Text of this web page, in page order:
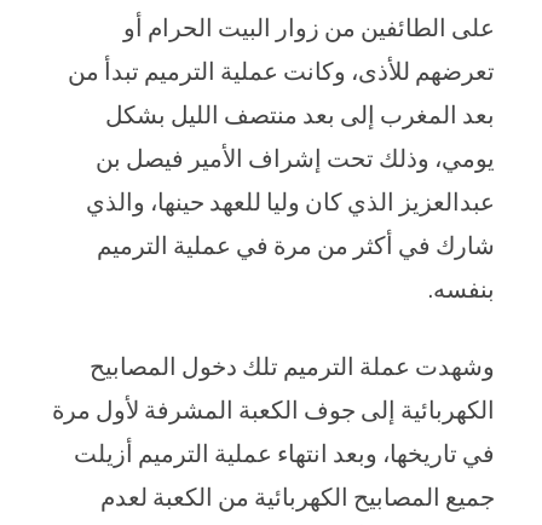
على الطائفين من زوار البيت الحرام أو
تعرضهم للأذى، وكانت عملية الترميم تبدأ من
بعد المغرب إلى بعد منتصف الليل بشكل
يومي، وذلك تحت إشراف الأمير فيصل بن
عبدالعزيز الذي كان وليا للعهد حينها، والذي
شارك في أكثر من مرة في عملية الترميم
بنفسه.
وشهدت عملة الترميم تلك دخول المصابيح
الكهربائية إلى جوف الكعبة المشرفة لأول مرة
في تاريخها، وبعد انتهاء عملية الترميم أزيلت
جميع المصابيح الكهربائية من الكعبة لعدم